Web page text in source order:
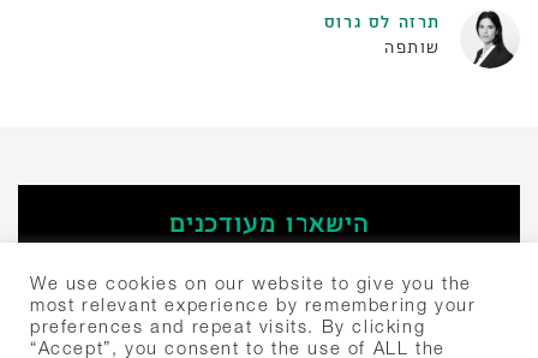
תרזה לס גרוס
שותפה
הישארו מעודכנים
חיפוש:
We use cookies on our website to give you the
most relevant experience by remembering your
preferences and repeat visits. By clicking
“Accept”, you consent to the use of ALL the